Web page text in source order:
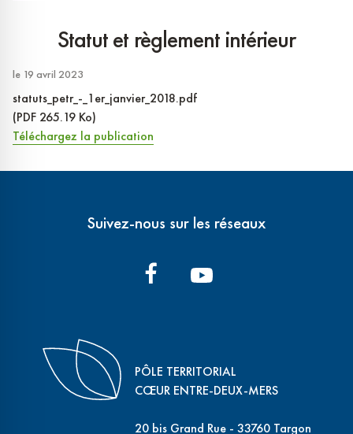
Statut et règlement intérieur
le 19 avril 2023
statuts_petr_-_1er_janvier_2018.pdf
(PDF 265.19 Ko)
Téléchargez la publication
Suivez-nous sur les réseaux
PÔLE TERRITORIAL
CŒUR ENTRE-DEUX-MERS
20 bis Grand Rue - 33760 Targon